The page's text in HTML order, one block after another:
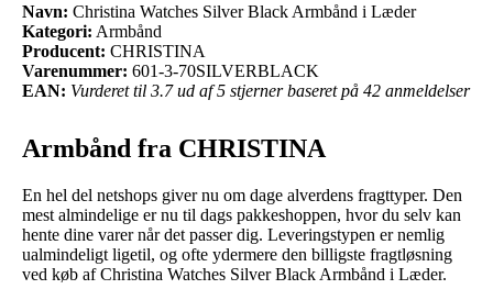
Navn: Christina Watches Silver Black Armbånd i Læder
Kategori: Armbånd
Producent: CHRISTINA
Varenummer: 601-3-70SILVERBLACK
EAN: Vurderet til 3.7 ud af 5 stjerner baseret på 42 anmeldelser
Armbånd fra CHRISTINA
En hel del netshops giver nu om dage alverdens fragttyper. Den
mest almindelige er nu til dags pakkeshoppen, hvor du selv kan
hente dine varer når det passer dig. Leveringstypen er nemlig
ualmindeligt ligetil, og ofte ydermere den billigste fragtløsning
ved køb af Christina Watches Silver Black Armbånd i Læder.